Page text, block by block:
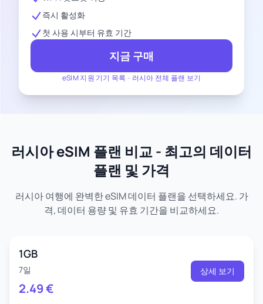
eSIM 지원 기기 목록 - 러시아 전체 플랜 보기
즉시 활성화
첫 사용 시부터 유효 기간
지금 구매
러시아 eSIM 플랜 비교 - 최고의 데이터
플랜 및 가격
러시아 여행에 완벽한 eSIM 데이터 플랜을 선택하세요. 가
격, 데이터 용량 및 유효 기간을 비교하세요.
1GB
7일
2.49€
상세 보기